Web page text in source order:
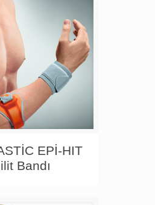
EPİ-HIT
Bandı